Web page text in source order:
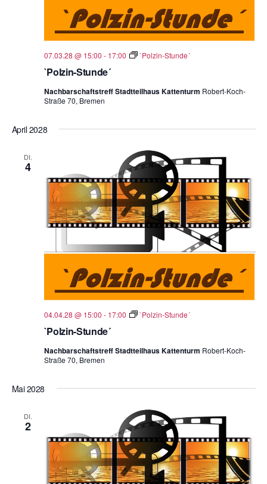
`Polzin-Stunde´
07.03.28 @ 15:00 - 17:00 `Polzin-Stunde´
Nachbarschaftstreff Stadtteilhaus Kattenturm Robert-Koch-
Straße 70, Bremen
April 2028
DI.
4
`Polzin-Stunde´
04.04.28 @ 15:00 - 17:00 `Polzin-Stunde´
Nachbarschaftstreff Stadtteilhaus Kattenturm Robert-Koch-
Straße 70, Bremen
Mai 2028
DI.
2